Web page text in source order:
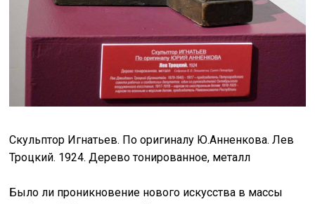
Скульптор Игнатьев. По оригиналу Ю.Анненкова. Лев
Троцкий. 1924. Дерево тонированное, металл
Было ли проникновение нового искусства в массы